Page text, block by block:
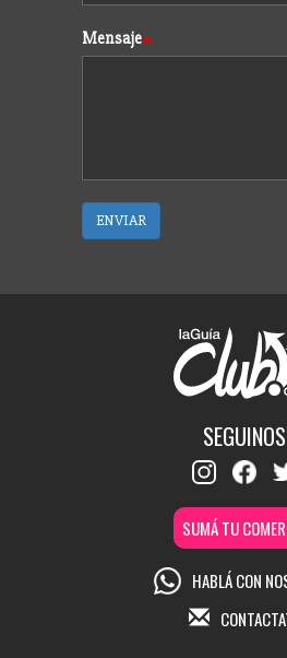
Mensaje
ENVIAR
SEGUINOS
SUMÁ TU
HABLÁ CON